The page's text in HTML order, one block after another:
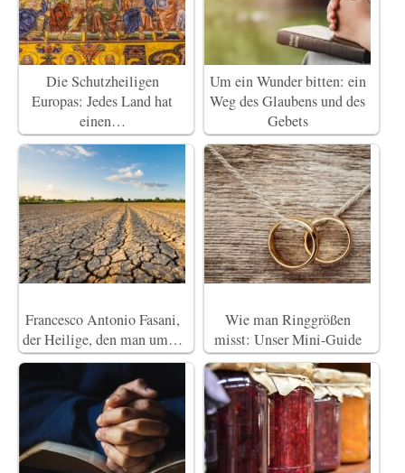
Die Schutzheiligen
Europas: Jedes Land hat
einen…
Um ein Wunder bitten: ein
Weg des Glaubens und des
Gebets
Francesco Antonio Fasani,
der Heilige, den man um…
Wie man Ringgrößen
misst: Unser Mini-Guide